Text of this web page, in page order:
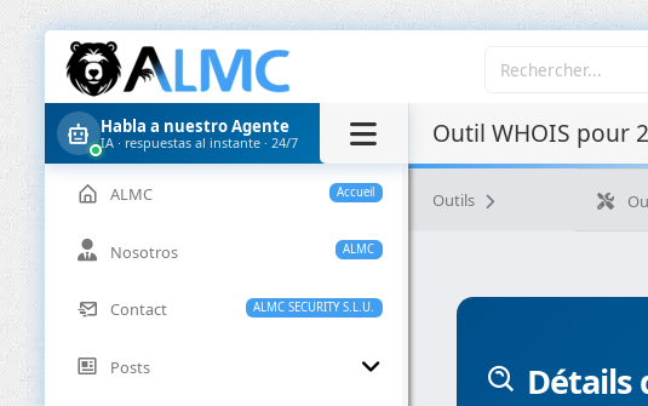
Habla a nuestro Agente
IA · respuestas al instante · 24/7
Accueil
ALMC
ALMC
Nosotros
ALMC SECURITY S.L.U.
Contact
Posts
Outil WHOIS pour
Outils
Détails